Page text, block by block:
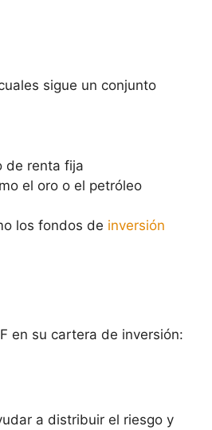
sigue un conjunto
de renta fija
el oro o el petróleo
los fondos de inversión
en su cartera de inversión:
a distribuir el riesgo y